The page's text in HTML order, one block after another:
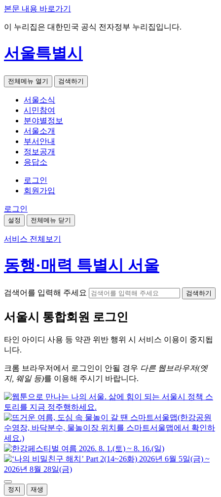
본문 내용 바로가기
이 누리집은 대한민국 공식 전자정부 누리집입니다.
서울특별시
전체메뉴 열기 검색하기
서울소식
시민참여
분야별정보
서울소개
부서안내
정보공개
응답소
로그인
회원가입
로그인
설정 전체메뉴 닫기
서비스 전체보기
동행·매력 특별시 서울
검색어를 입력해 주세요 검색하기
서울시 통합회원 로그인
타인 아이디 사용 등 약관 위반 행위 시 서비스 이용이 중지됩
니다.
크롬 브라우저에서 로그인이 안될 경우 다른 웹브라우저(엣
지, 웨일 등)를 이용해 주시기 바랍니다.
정지 재생